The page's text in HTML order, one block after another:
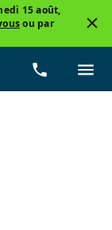
15 août,
ou par